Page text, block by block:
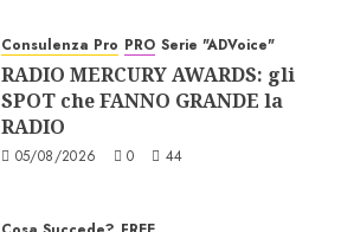
Consulenza Pro PRO Serie "ADVoice"
RADIO MERCURY AWARDS: gli
SPOT che FANNO GRANDE la
RADIO
05/08/2026 0 44